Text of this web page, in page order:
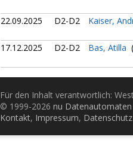
22.09.2025 D2-D2 Kaiser,
17.12.2025 D2-D2 Bas, Atilla
Für den Inhalt verantwortlich:
© 1999-2026 nu
Kontakt, Impressum, Datenschutz